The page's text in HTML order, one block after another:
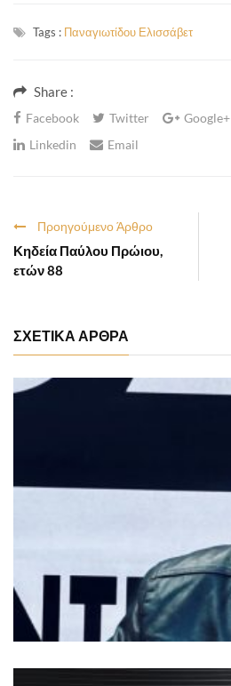
Tags : Παναγιωτίδου Ελισσάβετ
Share :
Facebook Twitter Google+
Linkedin
Email
Προηγούμενο Άρθρο
Κηδεία Παύλου Πρώιου,
ετών 88
ΣΧΕΤΙΚΑ ΑΡΘΡΑ